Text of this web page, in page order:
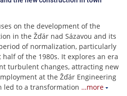
on the development of the
in the Žďár nad Sázavou and its
of normalization, particularly
of the 1980s. It explores an era
turbulent changes, attracting new
at the Žďár Engineering
led to a transformation …more